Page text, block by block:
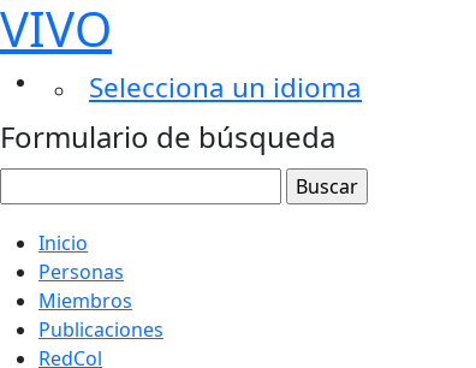
VIVO
Selecciona un idioma
Formulario de búsqueda
Inicio
Personas
Miembros
Publicaciones
RedCol